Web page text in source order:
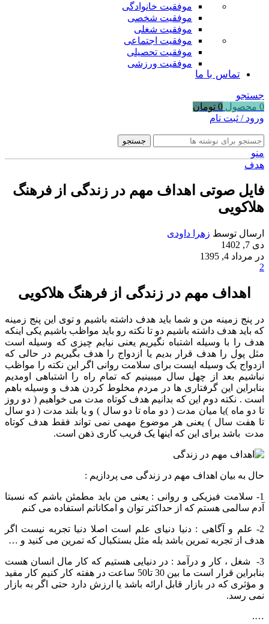
موفقیت خانوادگی
موفقیت شخصی
موفقیت شغلی
موفقیت اجتماعی
موفقیت تحصیلی
موفقیت ورزشی
تماس با ما
جستجو
0 محصول 0 تومان
ورود / ثبت نام
جستجو
منو
هدف
فایل صوتی اهداف مهم در زندگی از فرهنگ
هلاکویی
ارسال توسط زهرا داودی
دی 7, 1402
در مرداد 4, 1395
2
اهداف مهم در زندگی از فرهنگ هلاکویی
در پنج زمینه من و شما باید هدف داشته باشیم و توی این پنج زمینه
که باید هدف داشته باشیم دو تا نکته رو باید مواظب باشیم یکی اینکه
هدف را با وسیله اشتباه نگیریم یعنی نیایم چیزی که وسیله است
مثل پول را هدف قرار بدیم یا ازدواج را هدف بگیریم در حالی که
ازدواج یک وسیله ایست برای سلامت روانی اگر این نکته را مواظب
نباشیم بعد از چهل سال میبینیم که تمام راه را اشتباهی اومدیم
بنابراین این گرفتاری ها در مردم مخلوط کردن هدف و وسیله باهم
است . نکته دوم این که بدانیم هدف کوتاه مدت می خواهیم ( دو روز
تا دو ماه )یا میان مدت ( دو ماه تا دو سال ) و یا بلند مدت ( دو سال
تا هفت سال ) یعنی هر موضوع مهمی نمی تواند فقط هدف کوتاه
مدت باشد برای این که اینها یک فریب کاری ذهن است.
حال به بیان اهداف مهم در زندگی می پردازیم :
1- سلامت فیزیکی و روانی : یعنی من باید مطمئن باشم که نسبتا
آدم سالمی هستم که از حداکثر توان و امکاناتم استفاده می کنم
2- علم و آگاهی : دنیا دنیای علم است اصلا دنیا تجربه نیست اگر
هدف از تجربه تمرین باشد بله مثل بستکبال که تمرین می کنید و …
3- شغل ، کار و درآمد : در دنیایی هستیم که کار مال انسان هست
بنابراین قرار است ما بین 30 تا50 ساعت در هفته کار کنیم کار مفید
و مؤثری که در بازار قابل ارائه باشد یا ارزش دارد حتی اگر به بازار
نمی رسد.
….